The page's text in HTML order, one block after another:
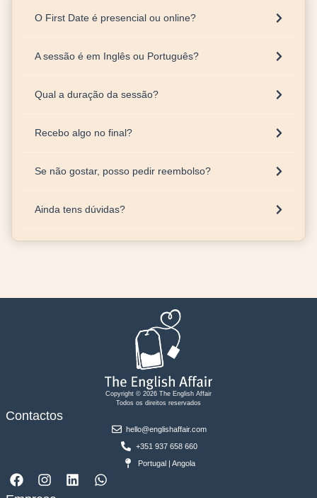
O First Date é presencial ou online?
A sessão é em Inglês ou Português?
Qual a duração da sessão?
Recebo algo no final?
Se não gostar, posso pedir reembolso?
Ainda tens dúvidas?
Copyright © 2026 The English Affair
Todos os direitos reservados
Contactos
hello@englishaffair.com
+351 937 658 660
Portugal | Angola